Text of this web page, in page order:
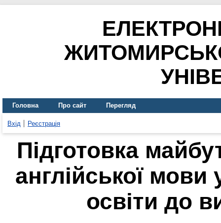
Головна Про сайт Перегляд
Вхід Реєстрація
Підготовка
англійської мови
освіти до